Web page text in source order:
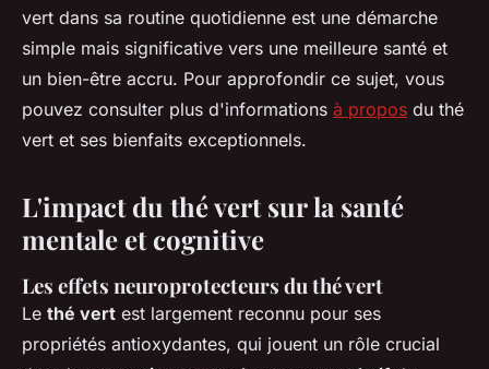
vert dans sa routine quotidienne est une démarche
simple mais significative vers une meilleure santé et
un bien-être accru. Pour approfondir ce sujet, vous
pouvez consulter plus d'informations à propos du thé
vert et ses bienfaits exceptionnels.
L'impact du thé vert sur la santé
mentale et cognitive
Les effets neuroprotecteurs du thé vert
Le thé vert est largement reconnu pour ses
propriétés antioxydantes, qui jouent un rôle crucial